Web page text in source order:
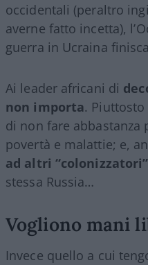
occidentali (peraltro
averne fatto incetta),
guerra in Ucraina
Ai leader africani di
non importa. Piuttosto
di non fare abbastanza
povertà e malattie; e,
ad altri “colonizzatori”
stessa Russia…
Vogliono mani
Invece quello a cui